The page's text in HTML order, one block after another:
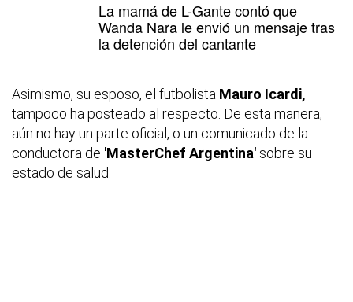
La mamá de L-Gante contó que
Wanda Nara le envió un mensaje tras
la detención del cantante
Asimismo, su esposo, el futbolista Mauro Icardi,
tampoco ha posteado al respecto. De esta manera,
aún no hay un parte oficial, o un comunicado de la
conductora de 'MasterChef Argentina' sobre su
estado de salud.